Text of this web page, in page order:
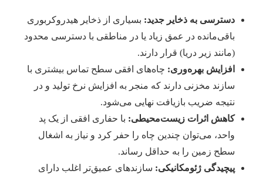
دسترسی به ذخایر جدید: بسیاری از ذخایر هیدروکربوری
باقی‌مانده در عمق زیاد یا در مناطقی با دسترسی محدود
(مانند زیر دریا) قرار دارند.
افزایش بهره‌وری: چاه‌های افقی سطح تماس بیشتری با
سازند مخزنی دارند که منجر به افزایش نرخ تولید و در
نتیجه ضریب بازیافت نهایی می‌شود.
کاهش اثرات زیست‌محیطی: با حفاری افقی از یک پد
واحد، می‌توان چندین چاه را حفر کرد و نیاز به اشغال
سطح زمین را به حداقل رساند.
پیچیدگی ژئومکانیکی: سازندهای عمیق‌تر اغلب دارای